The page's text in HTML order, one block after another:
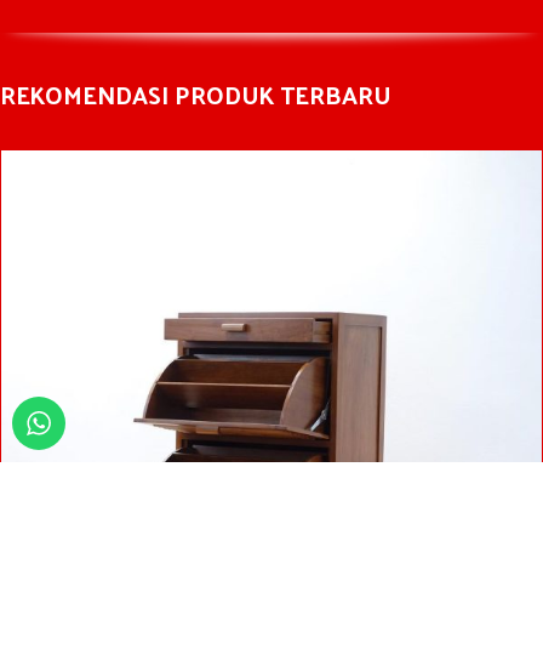
REKOMENDASI PRODUK TERBARU